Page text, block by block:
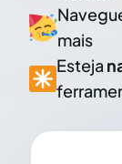
mais
Esteja